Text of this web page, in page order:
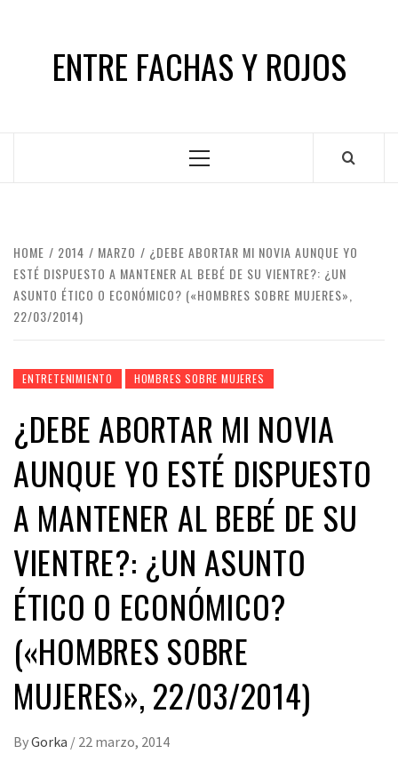
ENTRE FACHAS Y ROJOS
Primary
HOME 2014 MARZO
¿DEBE ABORTAR MI NOVIA AUNQUE YO
ESTÉ DISPUESTO A MANTENER AL BEBÉ DE SU VIENTRE?: ¿UN
ASUNTO ÉTICO O ECONÓMICO? («HOMBRES SOBRE MUJERES»,
22/03/2014)
ENTRETENIMIENTO HOMBRES SOBRE MUJERES
¿DEBE ABORTAR MI NOVIA
AUNQUE YO ESTÉ DISPUESTO
A MANTENER AL BEBÉ DE SU
VIENTRE?: ¿UN ASUNTO
ÉTICO O ECONÓMICO?
(«HOMBRES SOBRE
MUJERES», 22/03/2014)
ByGorka / 22 marzo, 2014